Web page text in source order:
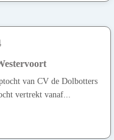
van CV de Dolbotters
vertrekt vanaf...